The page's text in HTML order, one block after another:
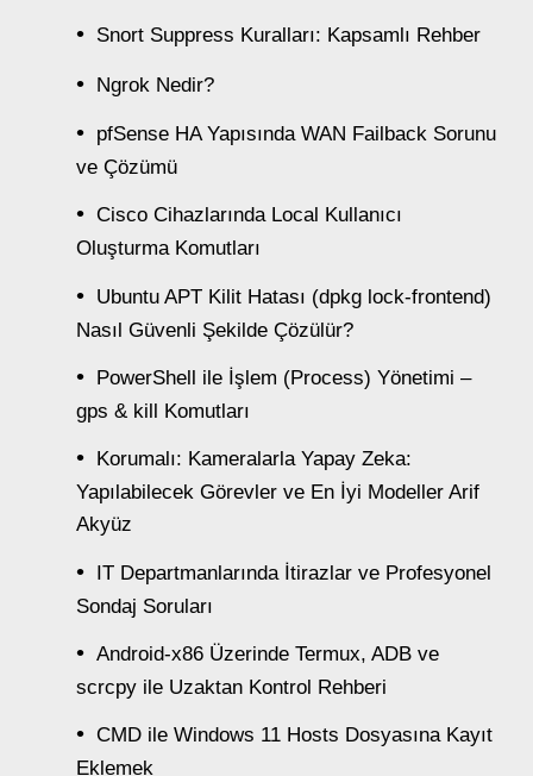
Snort Suppress Kuralları: Kapsamlı Rehber
Ngrok Nedir?
pfSense HA Yapısında WAN Failback Sorunu
ve Çözümü
Cisco Cihazlarında Local Kullanıcı
Oluşturma Komutları
Ubuntu APT Kilit Hatası (dpkg lock-frontend)
Nasıl Güvenli Şekilde Çözülür?
PowerShell ile İşlem (Process) Yönetimi –
gps & kill Komutları
Korumalı: Kameralarla Yapay Zeka:
Yapılabilecek Görevler ve En İyi Modeller Arif
Akyüz
IT Departmanlarında İtirazlar ve Profesyonel
Sondaj Soruları
Android-x86 Üzerinde Termux, ADB ve
scrcpy ile Uzaktan Kontrol Rehberi
CMD ile Windows 11 Hosts Dosyasına Kayıt
Eklemek